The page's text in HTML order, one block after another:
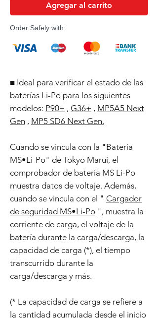
Agregar al carrito
Order Safely with:
■ Ideal para verificar el estado de las
baterías Li-Po para los siguientes
modelos: P90+ , G36+ , MP5A5 Next
Gen , MP5 SD6 Next Gen.
Cuando se vincula con la "Batería
MS•Li-Po" de Tokyo Marui, el
comprobador de batería MS Li-Po
muestra datos de voltaje. Además,
cuando se vincula con el " Cargador
de seguridad MS•Li-Po ", muestra la
corriente de carga, el voltaje de la
batería durante la carga/descarga, la
capacidad de carga (*), el tiempo
transcurrido durante la
carga/descarga y más.
(* La capacidad de carga se refiere a
la cantidad acumulada desde el inicio